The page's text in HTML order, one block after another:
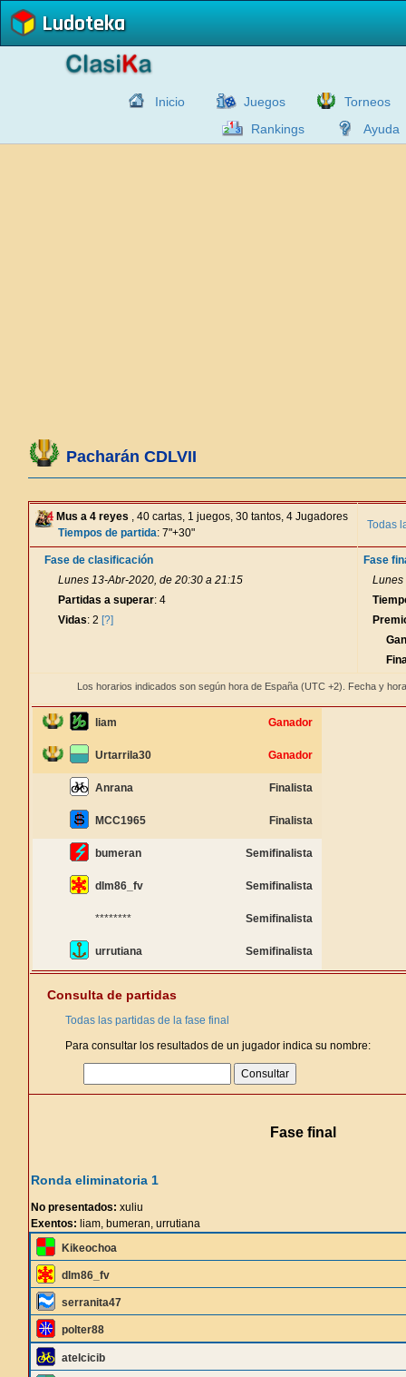
Ludoteka
Inicio Juegos
Torneos
Rankings
Ayuda
Pacharán CDLVII
Mus a 4 reyes , 40 cartas, 1 juegos, 30 tantos, 4 Jugadores
Tiempos de partida: 7"+30"
Todas
Fase de clasificación
Lunes 13-Abr-2020, de 20:30 a 21:15
Partidas a superar: 4
Vidas: 2 [?]
Fase
Lunes
Los horarios indicados son según hora de España (UTC +2). Fecha y
liam Ganador
Urtarrila30 Ganador
Anrana Finalista
MCC1965 Finalista
bumeran Semifinalista
dlm86_fv Semifinalista
******** Semifinalista
urrutiana Semifinalista
Consulta de partidas
Todas las partidas de la fase final
Para consultar los resultados de un jugador indica su nombre:
Fase final
Ronda eliminatoria 1
No presentados: xuliu
Exentos: liam, bumeran, urrutiana
Kikeochoa
dlm86_fv
serranita47
polter88
atelcicib